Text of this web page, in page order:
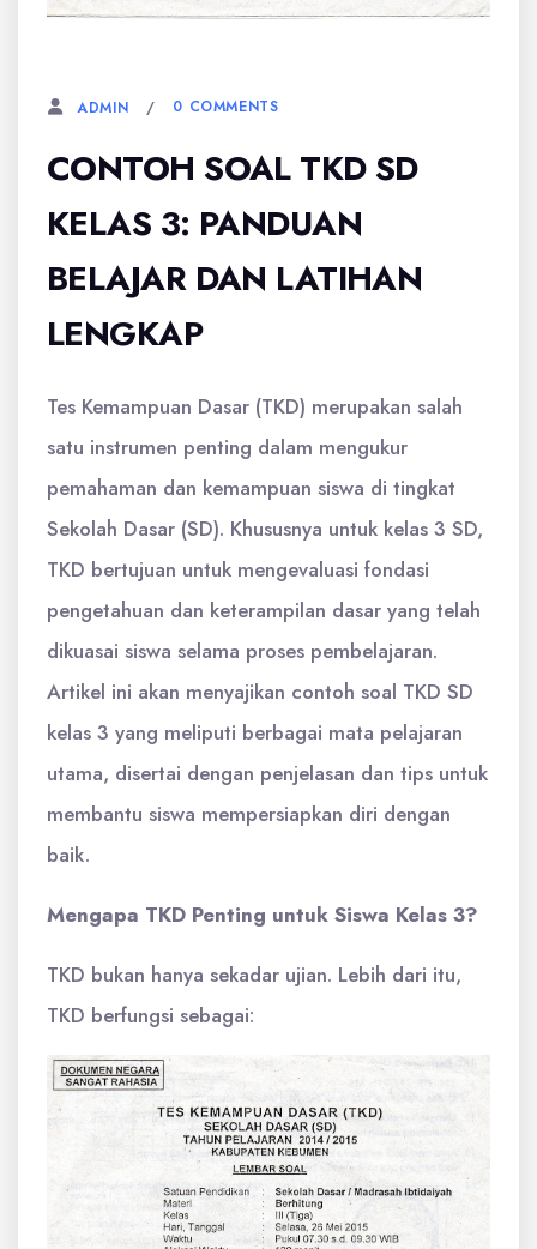
ADMIN 0 COMMENTS
CONTOH SOAL TKD SD
KELAS 3: PANDUAN
BELAJAR DAN LATIHAN
LENGKAP
Tes Kemampuan Dasar (TKD) merupakan salah
satu instrumen penting dalam mengukur
pemahaman dan kemampuan siswa di tingkat
Sekolah Dasar (SD). Khususnya untuk kelas 3 SD,
TKD bertujuan untuk mengevaluasi fondasi
pengetahuan dan keterampilan dasar yang telah
dikuasai siswa selama proses pembelajaran.
Artikel ini akan menyajikan contoh soal TKD SD
kelas 3 yang meliputi berbagai mata pelajaran
utama, disertai dengan penjelasan dan tips untuk
membantu siswa mempersiapkan diri dengan
baik.
Mengapa TKD Penting untuk Siswa Kelas 3?
TKD bukan hanya sekadar ujian. Lebih dari itu,
TKD berfungsi sebagai: